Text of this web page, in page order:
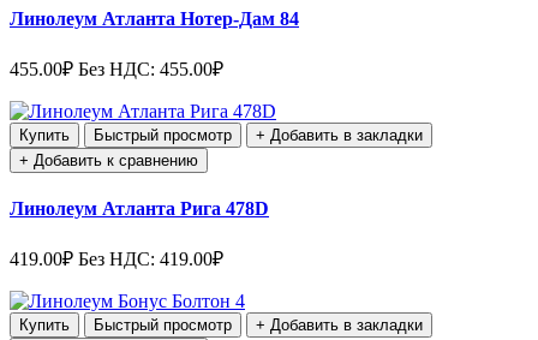
Линолеум Атланта Нотер-Дам 84
455.00₽ Без НДС: 455.00₽
Купить Быстрый просмотр
+ Добавить в закладки
+ Добавить к сравнению
Линолеум Атланта Рига 478D
419.00₽ Без НДС: 419.00₽
Купить Быстрый просмотр
+ Добавить в закладки